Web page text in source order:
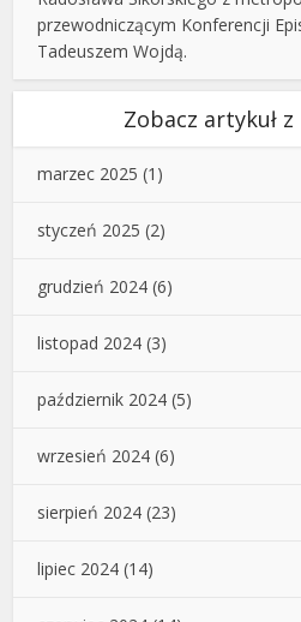
przewodniczącym Konferencji
Tadeuszem Wojdą.
Zobacz artykuł z
marzec 2025 (1)
styczeń 2025 (2)
grudzień 2024 (6)
listopad 2024 (3)
październik 2024 (5)
wrzesień 2024 (6)
sierpień 2024 (23)
lipiec 2024 (14)